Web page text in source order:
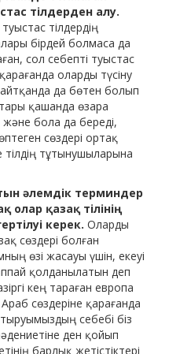
тілдерден алу.
тілдердің
бірдей болмаса да
сол себепті туыстас
оларды түсіну
да бөтен болып
қашанда өзара
бола да береді,
сөздері ортақ
тілдің тұтынушыларына
әлемдік терминдер
қазақ тілінің
керек. Оларды
сөздері болған
өзі жасауы үшін, екеуі
қолданылатын деп
кең тараған европа
сөздеріне қарағанда
себебі біз
ден қойып
барлық жетістіктері